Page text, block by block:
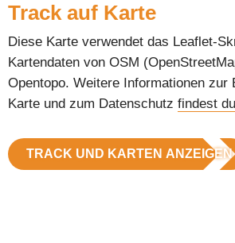
Track auf Karte
Diese Karte verwendet das Leaflet-
Kartendaten von OSM
Opentopo. Weitere Informationen zur
Karte und zum Datenschutz findest
TRACK UND KARTEN ANZEIGEN